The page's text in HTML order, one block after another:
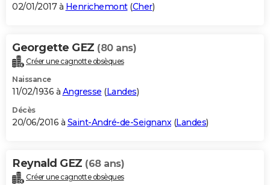
02/01/2017 à Henrichemont(Cher)
Georgette GEZ (80 ans)
Créer une cagnotte obsèques
Naissance
11/02/1936 à Angresse (Landes)
Décès
20/06/2016 à Saint-André-de-Seignanx(Landes)
Reynald GEZ (68 ans)
Créer une cagnotte obsèques